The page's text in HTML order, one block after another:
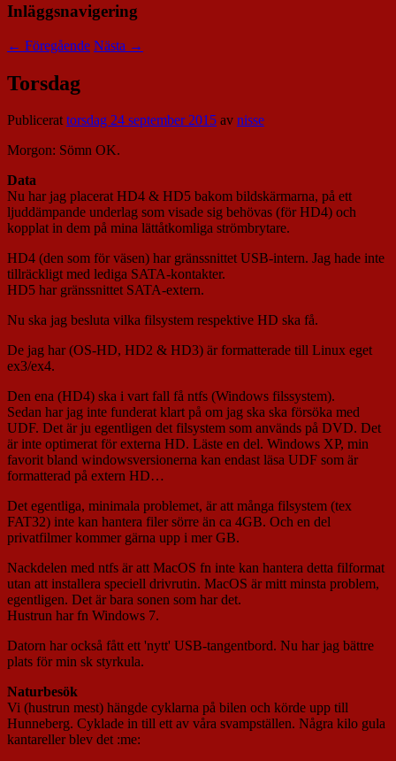
Inläggsnavigering
← Föregående Nästa →
Torsdag
Publicerattorsdag 24 september 2015 av nisse
Morgon: Sömn OK.
Data
Nu har jag placerat HD4 & HD5 bakom bildskärmarna, på ett
ljuddämpande underlag som visade sig behövas (för HD4) och
kopplat in dem på mina lättåtkomliga strömbrytare.
HD4 (den som för väsen) har gränssnittet USB-intern. Jag hade inte
tillräckligt med lediga SATA-kontakter.
HD5 har gränssnittet SATA-extern.
Nu ska jag besluta vilka filsystem respektive HD ska få.
De jag har (OS-HD, HD2 & HD3) är formatterade till Linux eget
ex3/ex4.
Den ena (HD4) ska i vart fall få ntfs (Windows filssystem).
Sedan har jag inte funderat klart på om jag ska ska försöka med
UDF. Det är ju egentligen det filsystem som används på DVD. Det
är inte optimerat för externa HD. Läste en del. Windows XP, min
favorit bland windowsversionerna kan endast läsa UDF som är
formatterad på extern HD…
Det egentliga, minimala problemet, är att många filsystem (tex
FAT32) inte kan hantera filer sörre än ca 4GB. Och en del
privatfilmer kommer gärna upp i mer GB.
Nackdelen med ntfs är att MacOS fn inte kan hantera detta filformat
utan att installera speciell drivrutin. MacOS är mitt minsta problem,
egentligen. Det är bara sonen som har det.
Hustrun har fn Windows 7.
Datorn har också fått ett 'nytt' USB-tangentbord. Nu har jag bättre
plats för min sk styrkula.
Naturbesök
Vi (hustrun mest) hängde cyklarna på bilen och körde upp till
Hunneberg. Cyklade in till ett av våra svampställen. Några kilo gula
kantareller blev det :me: